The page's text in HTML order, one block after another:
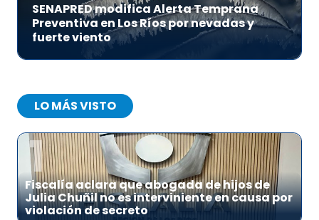
SENAPRED modifica Alerta Temprana
Preventiva en Los Ríos por nevadas y
fuerte viento
LO MÁS VISTO
1
Fiscalía aclara que abogada de hijos de
Julia Chuñil no es interviniente en causa por
violación de secreto